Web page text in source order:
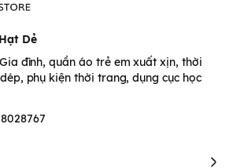
Dẻ
đình, quần áo trẻ em xuất xịn, thời
phụ kiện thời trang, dụng cục học